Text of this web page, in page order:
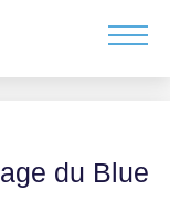
du Blue